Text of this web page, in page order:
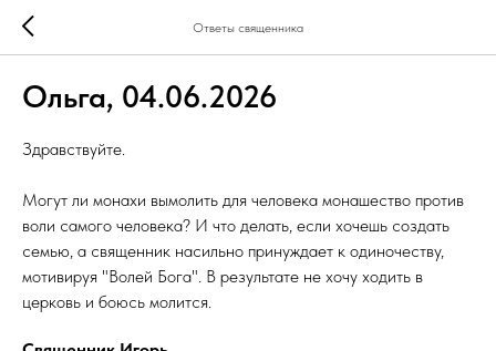
Ответы священника
Ольга, 04.06.2026
Здравствуйте.
Могут ли монахи вымолить для человека монашество против
воли самого человека? И что делать, если хочешь создать
семью, а священник насильно принуждает к одиночеству,
мотивируя "Волей Бога". В результате не хочу ходить в
церковь и боюсь молится.